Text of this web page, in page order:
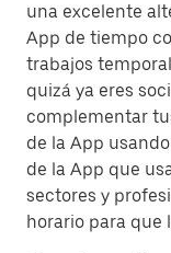
una excelente
App de tiempo
trabajos
quizá ya eres
complementar
de la App
de la App que
sectores y
horario para que